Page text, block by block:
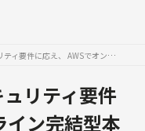
金融機関の厳しいセキュリティ要件に応え、 AWSでオンライン完結型本人確認を実現
リティ要件
イン完結型本